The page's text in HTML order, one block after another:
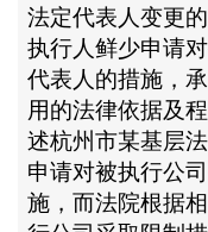
法定代表人变更
执行人鲜少申请
代表人的措施，
用的法律依据及
述杭州市某基层
申请对被执行公
施，而法院根据